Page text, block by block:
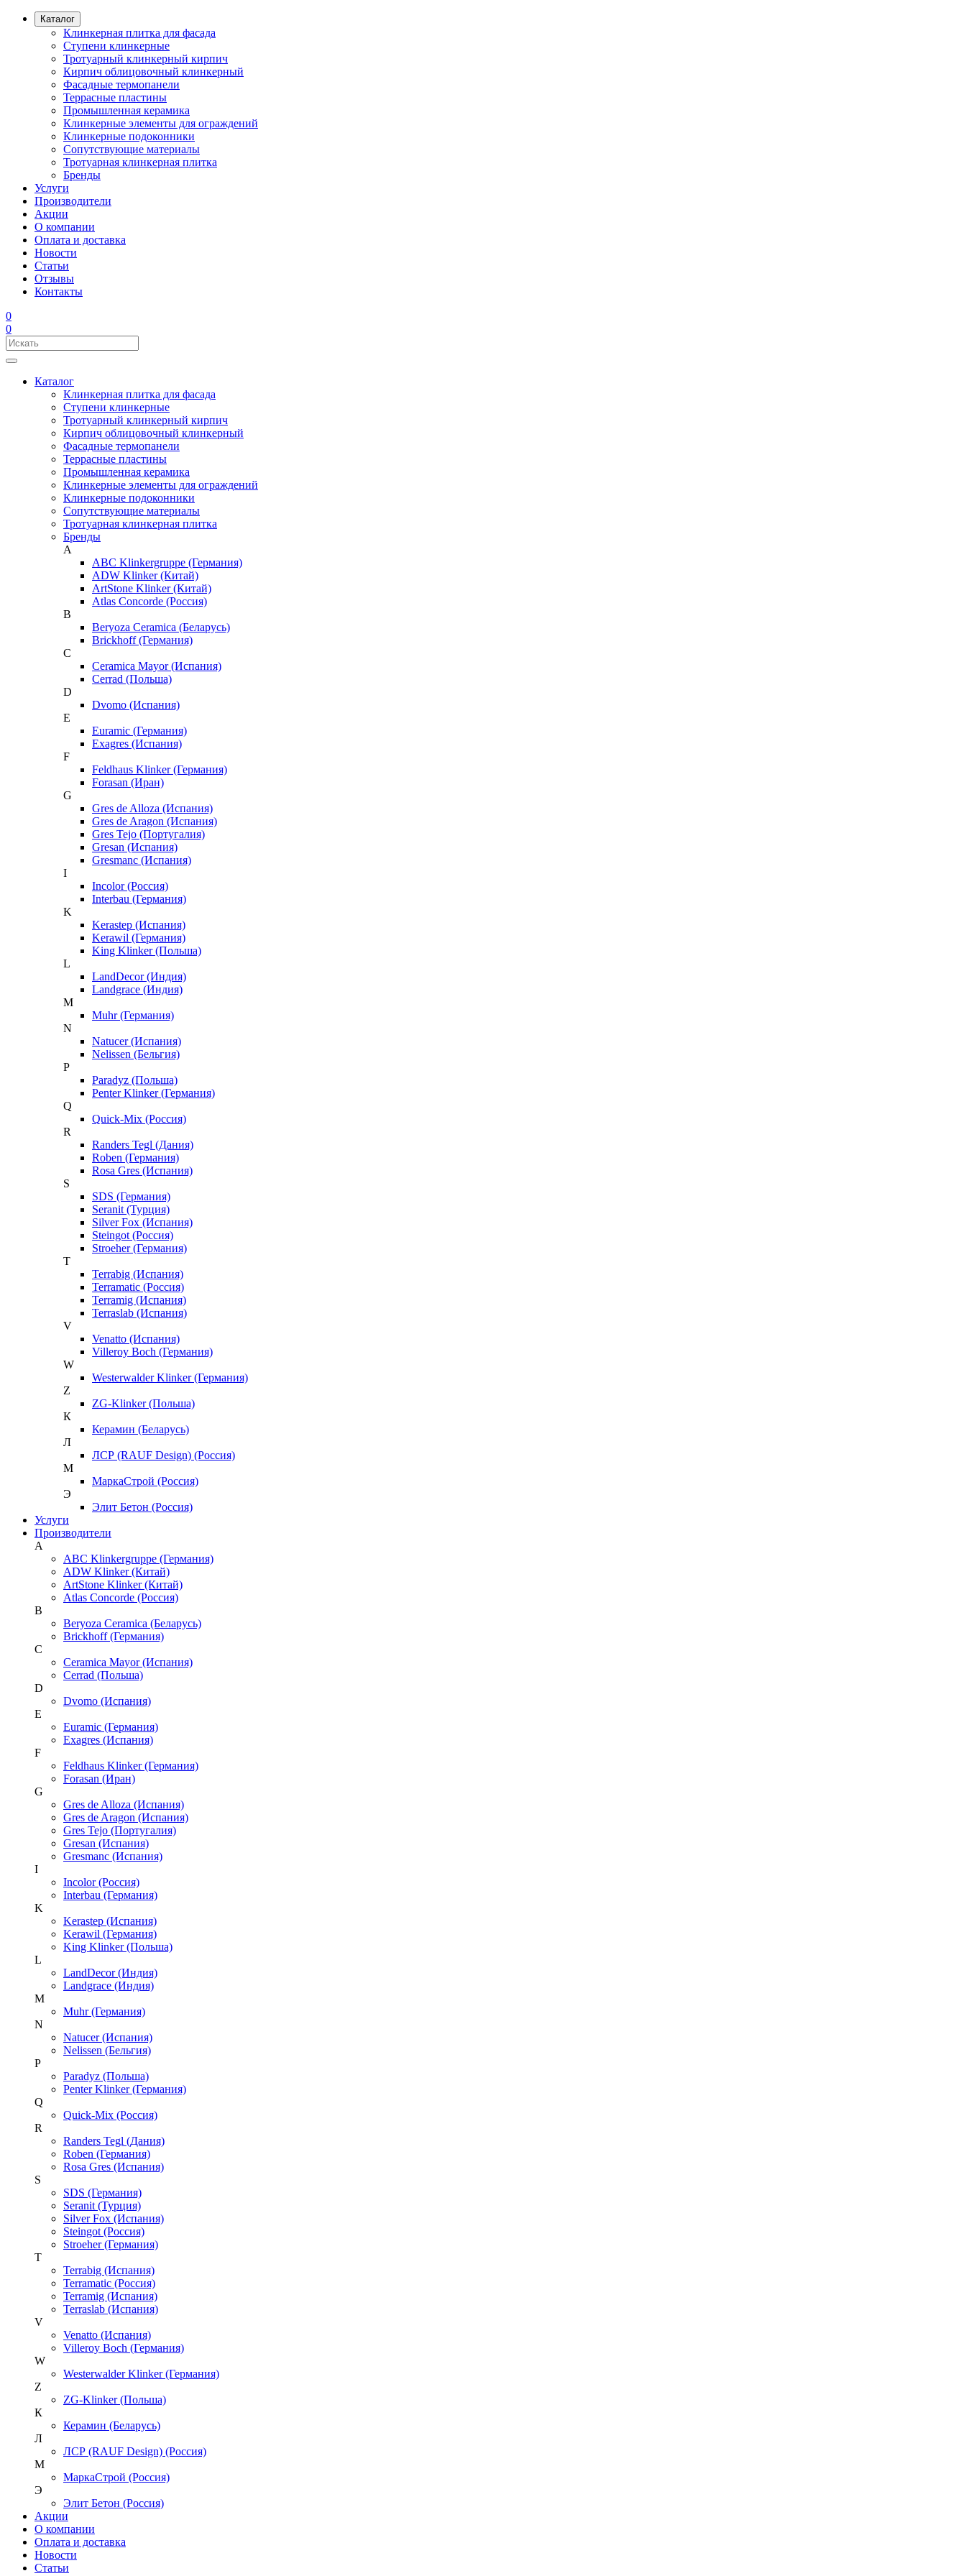
Каталог
Клинкерная плитка для фасада
Ступени клинкерные
Тротуарный клинкерный кирпич
Кирпич облицовочный клинкерный
Фасадные термопанели
Террасные пластины
Промышленная керамика
Клинкерные элементы для ограждений
Клинкерные подоконники
Сопутствующие материалы
Тротуарная клинкерная плитка
Бренды
Услуги
Производители
Акции
О компании
Оплата и доставка
Новости
Статьи
Отзывы
Контакты
0
0
Каталог
Клинкерная плитка для фасада
Ступени клинкерные
Тротуарный клинкерный кирпич
Кирпич облицовочный клинкерный
Фасадные термопанели
Террасные пластины
Промышленная керамика
Клинкерные элементы для ограждений
Клинкерные подоконники
Сопутствующие материалы
Тротуарная клинкерная плитка
Бренды
A
ABC Klinkergruppe (Германия)
ADW Klinker (Китай)
ArtStone Klinker (Китай)
Atlas Concorde (Россия)
B
Beryoza Ceramica (Беларусь)
Brickhoff (Германия)
C
Ceramica Mayor (Испания)
Cerrad (Польша)
D
Dvomo (Испания)
E
Euramic (Германия)
Exagres (Испания)
F
Feldhaus Klinker (Германия)
Forasan (Иран)
G
Gres de Alloza (Испания)
Gres de Aragon (Испания)
Gres Tejo (Португалия)
Gresan (Испания)
Gresmanc (Испания)
I
Incolor (Россия)
Interbau (Германия)
K
Kerastep (Испания)
Kerawil (Германия)
King Klinker (Польша)
L
LandDecor (Индия)
Landgrace (Индия)
M
Muhr (Германия)
N
Natucer (Испания)
Nelissen (Бельгия)
P
Paradyz (Польша)
Penter Klinker (Германия)
Q
Quick-Mix (Россия)
R
Randers Tegl (Дания)
Roben (Германия)
Rosa Gres (Испания)
S
SDS (Германия)
Seranit (Турция)
Silver Fox (Испания)
Steingot (Россия)
Stroeher (Германия)
T
Terrabig (Испания)
Terramatic (Россия)
Terramig (Испания)
Terraslab (Испания)
V
Venatto (Испания)
Villeroy Boch (Германия)
W
Westerwalder Klinker (Германия)
Z
ZG-Klinker (Польша)
К
Керамин (Беларусь)
Л
ЛСР (RAUF Design) (Россия)
М
МаркаСтрой (Россия)
Э
Элит Бетон (Россия)
Услуги
Производители
A
ABC Klinkergruppe (Германия)
ADW Klinker (Китай)
ArtStone Klinker (Китай)
Atlas Concorde (Россия)
B
Beryoza Ceramica (Беларусь)
Brickhoff (Германия)
C
Ceramica Mayor (Испания)
Cerrad (Польша)
D
Dvomo (Испания)
E
Euramic (Германия)
Exagres (Испания)
F
Feldhaus Klinker (Германия)
Forasan (Иран)
G
Gres de Alloza (Испания)
Gres de Aragon (Испания)
Gres Tejo (Португалия)
Gresan (Испания)
Gresmanc (Испания)
I
Incolor (Россия)
Interbau (Германия)
K
Kerastep (Испания)
Kerawil (Германия)
King Klinker (Польша)
L
LandDecor (Индия)
Landgrace (Индия)
M
Muhr (Германия)
N
Natucer (Испания)
Nelissen (Бельгия)
P
Paradyz (Польша)
Penter Klinker (Германия)
Q
Quick-Mix (Россия)
R
Randers Tegl (Дания)
Roben (Германия)
Rosa Gres (Испания)
S
SDS (Германия)
Seranit (Турция)
Silver Fox (Испания)
Steingot (Россия)
Stroeher (Германия)
T
Terrabig (Испания)
Terramatic (Россия)
Terramig (Испания)
Terraslab (Испания)
V
Venatto (Испания)
Villeroy Boch (Германия)
W
Westerwalder Klinker (Германия)
Z
ZG-Klinker (Польша)
К
Керамин (Беларусь)
Л
ЛСР (RAUF Design) (Россия)
М
МаркаСтрой (Россия)
Э
Элит Бетон (Россия)
Акции
О компании
Оплата и доставка
Новости
Статьи